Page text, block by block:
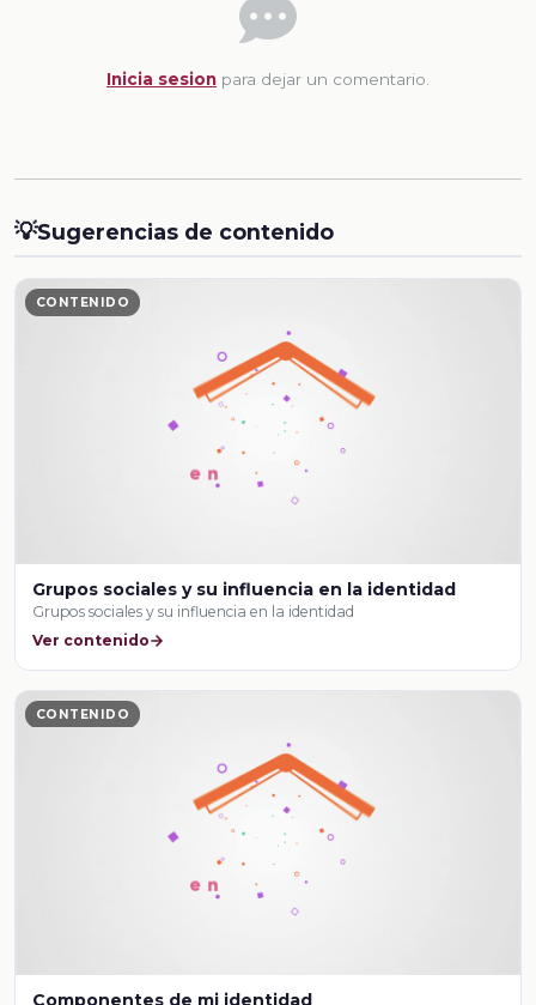
Inicia sesion para dejar un comentario.
💡Sugerencias de contenido
CONTENIDO
Grupos sociales y su influencia en la identidad
Grupos sociales y su influencia en la identidad
Ver contenido
CONTENIDO
Componentes de mi identidad